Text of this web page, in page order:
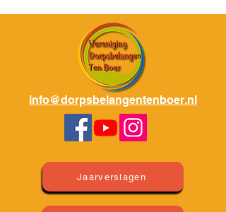
per e-mail. Mis deze kans niet en verzeker
jezelf van een plekje bij het optreden van
Alex Vissering in het Buurhoes van Ten
Boer. Klik op de link, koop je kaarten en
bereid je voor op een onvergetelijke avond!
Ben je nog geen lid van Dorpsbelangen Ten
Boer? Word nu lid voor slechts €12,50 per
jaar en help ons om samen het dorp Ten
Boer leefbaar te houden.KLIK HIER...
info@dorpsbelangentenboer.nl
Jaarverslagen